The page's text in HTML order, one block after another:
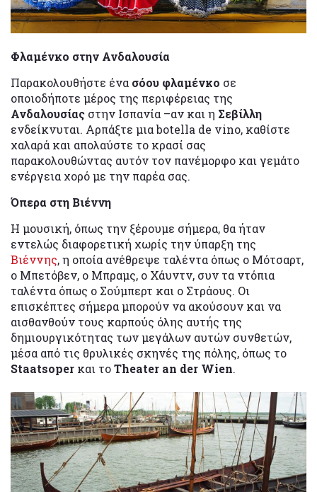
Φλαμένκο στην Ανδαλουσία
Παρακολουθήστε ένα σόου φλαμένκο σε
οποιοδήποτε μέρος της περιφέρειας της
Ανδαλουσίας στην Ισπανία –αν και η Σεβίλλη
ενδείκνυται. Αρπάξτε μια botella de vino, καθίστε
χαλαρά και απολαύστε το κρασί σας
παρακολουθώντας αυτόν τον πανέμορφο και γεμάτο
ενέργεια χορό με την παρέα σας.
Όπερα στη Βιέννη
Η μουσική, όπως την ξέρουμε σήμερα, θα ήταν
εντελώς διαφορετική χωρίς την ύπαρξη της
Βιέννης, η οποία ανέθρεψε ταλέντα όπως ο Μότσαρτ,
ο Μπετόβεν, ο Μπραμς, ο Χάυντν, συν τα ντόπια
ταλέντα όπως ο Σούμπερτ και ο Στράους. Οι
επισκέπτες σήμερα μπορούν να ακούσουν και να
αισθανθούν τους καρπούς όλης αυτής της
δημιουργικότητας των μεγάλων αυτών συνθετών,
μέσα από τις θρυλικές σκηνές της πόλης, όπως το
Staatsoper και τοTheater an der Wien.